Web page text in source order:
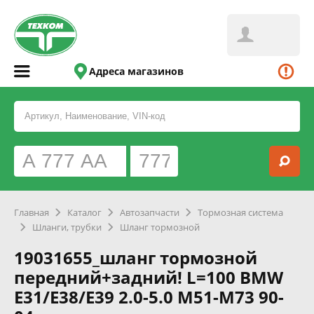
Адреса магазинов
Главная Каталог Автозапчасти
Тормозная система
Шланги, трубки
Шланг тормозной
19031655_шланг тормозной
передний+задний! L=100 BMW
E31/E38/E39 2.0-5.0 M51-M73 90-